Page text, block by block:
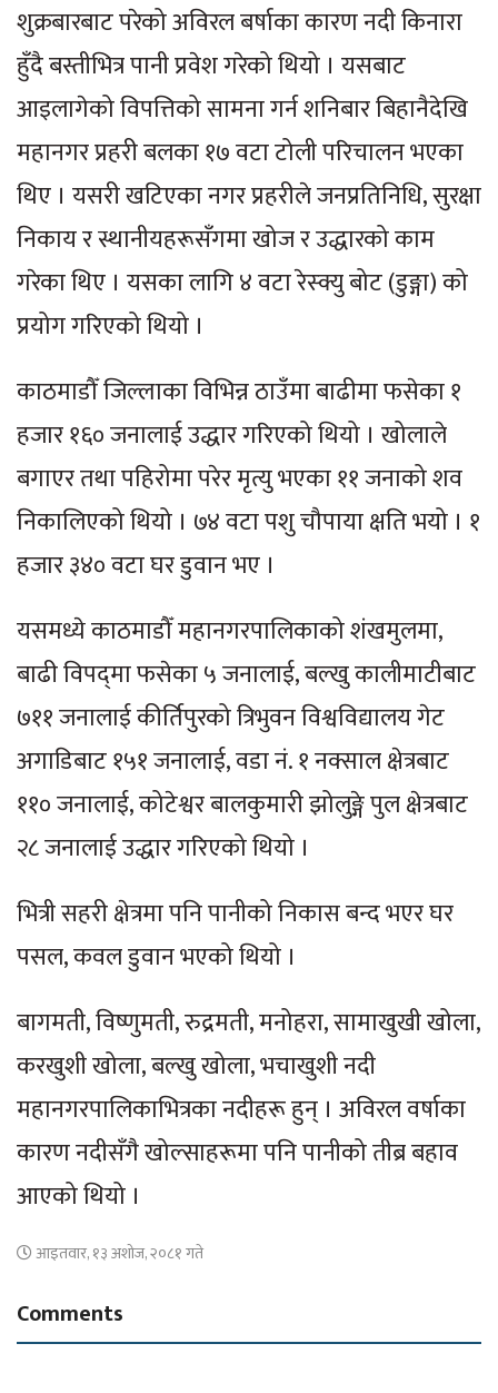
शुक्रबारबाट परेको अविरल बर्षाका कारण नदी किनारा
हुँदै बस्तीभित्र पानी प्रवेश गरेको थियो । यसबाट
आइलागेको विपत्तिको सामना गर्न शनिबार बिहानैदेखि
महानगर प्रहरी बलका १७ वटा टोली परिचालन भएका
थिए । यसरी खटिएका नगर प्रहरीले जनप्रतिनिधि, सुरक्षा
निकाय र स्थानीयहरूसँगमा खोज र उद्धारको काम
गरेका थिए । यसका लागि ४ वटा रेस्क्यु बोट (डुङ्गा) को
प्रयोग गरिएको थियो ।
काठमाडौँ जिल्लाका विभिन्न ठाउँमा बाढीमा फसेका १
हजार १६० जनालाई उद्धार गरिएको थियो । खोलाले
बगाएर तथा पहिरोमा परेर मृत्यु भएका ११ जनाको शव
निकालिएको थियो । ७४ वटा पशु चौपाया क्षति भयो । १
हजार ३४० वटा घर डुवान भए ।
यसमध्ये काठमाडौँ महानगरपालिकाको शंखमुलमा,
बाढी विपद्‌मा फसेका ५ जनालाई, बल्खु कालीमाटीबाट
७११ जनालाई कीर्तिपुरको त्रिभुवन विश्वविद्यालय गेट
अगाडिबाट १५१ जनालाई, वडा नं. १ नक्साल क्षेत्रबाट
११० जनालाई, कोटेश्वर बालकुमारी झोलुङ्गे पुल क्षेत्रबाट
२८ जनालाई उद्धार गरिएको थियो ।
भित्री सहरी क्षेत्रमा पनि पानीको निकास बन्द भएर घर
पसल, कवल डुवान भएको थियो ।
बागमती, विष्णुमती, रुद्रमती, मनोहरा, सामाखुखी खोला,
करखुशी खोला, बल्खु खोला, भचाखुशी नदी
महानगरपालिकाभित्रका नदीहरू हुन् । अविरल वर्षाका
कारण नदीसँगै खोल्साहरूमा पनि पानीको तीब्र बहाव
आएको थियो ।
आइतवार, १३ अशोज, २०८१ गते
Comments